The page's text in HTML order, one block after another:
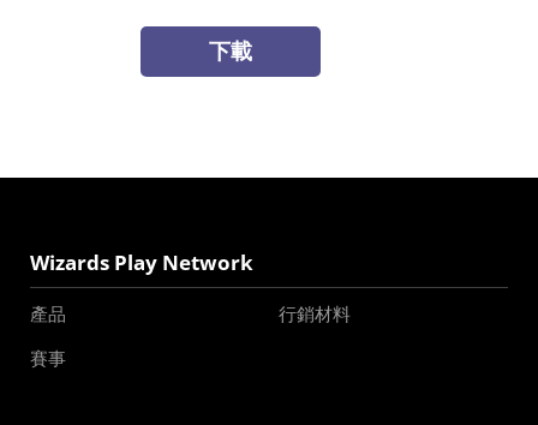
下載
Wizards Play Network
產品
行銷材料
賽事